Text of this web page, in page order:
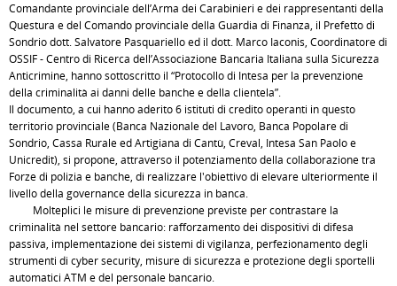
Comandante provinciale dell’Arma dei Carabinieri e dei rappresentanti della
Questura e del Comando provinciale della Guardia di Finanza, il Prefetto di
Sondrio dott. Salvatore Pasquariello ed il dott. Marco Iaconis, Coordinatore di
OSSIF - Centro di Ricerca dell’Associazione Bancaria Italiana sulla Sicurezza
Anticrimine, hanno sottoscritto il “Protocollo di Intesa per la prevenzione
della criminalità ai danni delle banche e della clientela”.
Il documento, a cui hanno aderito 6 istituti di credito operanti in questo
territorio provinciale (Banca Nazionale del Lavoro, Banca Popolare di
Sondrio, Cassa Rurale ed Artigiana di Cantù, Creval, Intesa San Paolo e
Unicredit), si propone, attraverso il potenziamento della collaborazione tra
Forze di polizia e banche, di realizzare l'obiettivo di elevare ulteriormente il
livello della governance della sicurezza in banca.
Molteplici le misure di prevenzione previste per contrastare la
criminalità nel settore bancario: rafforzamento dei dispositivi di difesa
passiva, implementazione dei sistemi di vigilanza, perfezionamento degli
strumenti di cyber security, misure di sicurezza e protezione degli sportelli
automatici ATM e del personale bancario.